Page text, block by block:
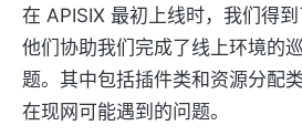
在 APISIX 最初上线时，我们得到
他们协助我们完成了线上环境的
题。其中包括插件类和资源分配
在现网可能遇到的问题。